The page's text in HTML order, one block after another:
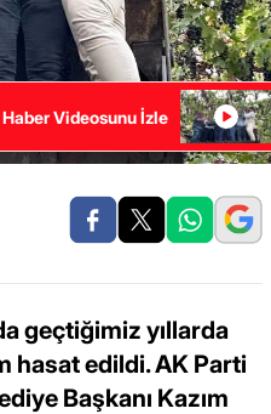
Haber Videosunu İzle
geçtiğimiz yıllarda
hasat edildi. AK Parti
Başkanı Kazım